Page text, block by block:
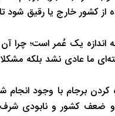
کشور خارج یا رقیق شود
من همان زمان به مسئولان گفتم 10 سال، طولانی و به
سال تمام شده نه تنها پرونده هسته‌ای ما
برجام با وجود انجام
و ضعف کشور و نابودی